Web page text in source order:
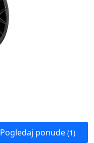
Pogledaj ponude (1)